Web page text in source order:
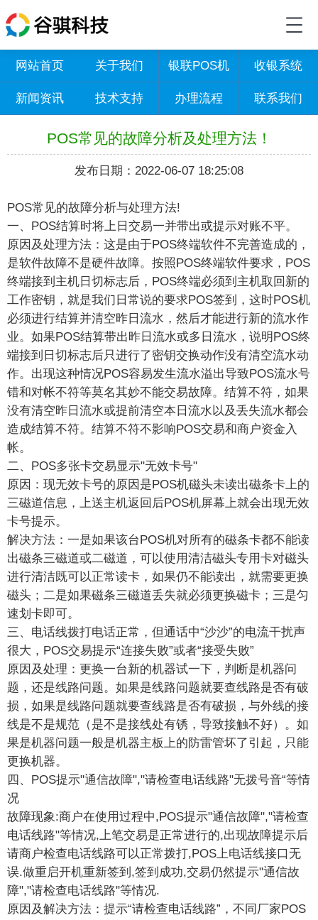
网站首页 关于我们 银联POS机 收银系统
新闻资讯 技术支持 办理流程 联系我们
POS常见的故障分析及处理方法！
发布日期：2022-06-07 18:25:08
POS常见的故障分析与处理方法!
一、POS结算时将上日交易一并带出或提示对账不平。
原因及处理方法：这是由于POS终端软件不完善造成的，
是软件故障不是硬件故障。按照POS终端软件要求，POS
终端接到主机日切标志后，POS终端必须到主机取回新的
工作密钥，就是我们日常说的要求POS签到，这时POS机
必须进行结算并清空昨日流水，然后才能进行新的流水作
业。如果POS结算带出昨日流水或多日流水，说明POS终
端接到日切标志后只进行了密钥交换动作没有清空流水动
作。出现这种情况POS容易发生流水溢出导致POS流水号
错和对帐不符等莫名其妙不能交易故障。结算不符，如果
没有清空昨日流水或提前清空本日流水以及丢失流水都会
造成结算不符。结算不符不影响POS交易和商户资金入
帐。
二、POS多张卡交易显示"无效卡号"
原因：现无效卡号的原因是POS机磁头未读出磁条卡上的
三磁道信息，上送主机返回后POS机屏幕上就会出现无效
卡号提示。
解决方法：一是如果该台POS机对所有的磁条卡都不能读
出磁条三磁道或二磁道，可以使用清洁磁头专用卡对磁头
进行清洁既可以正常读卡，如果仍不能读出，就需要更换
磁头；二是如果磁条三磁道丢失就必须更换磁卡；三是匀
速划卡即可。
三、电话线拨打电话正常，但通话中“沙沙”的电流干扰声
很大，POS交易提示“连接失败”或者“接受失败”
原因及处理：更换一台新的机器试一下，判断是机器问
题，还是线路问题。如果是线路问题就要查线路是否有破
损，如果是线路问题就要查线路是否有破损，与外线的接
线是不是规范（是不是接线处有锈，导致接触不好）。如
果是机器问题一般是机器主板上的防雷管坏了引起，只能
更换机器。
四、POS提示"通信故障","请检查电话线路"无拨号音“等情
况
故障现象:商户在使用过程中,POS提示"通信故障","请检查
电话线路"等情况,上笔交易是正常进行的,出现故障提示后
请商户检查电话线路可以正常拨打,POS上电话线接口无
误.做重启开机重新签到,签到成功,交易仍然提示"通信故
障","请检查电话线路"等情况.
原因及解决方法：提示“请检查电话线路”，不同厂家POS